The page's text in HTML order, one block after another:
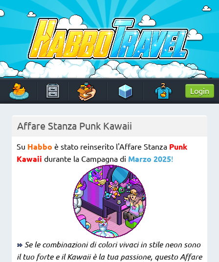
to
content
HabboTravel
Un viaggio di pixel!
Login
Affare Stanza Punk Kawaii
Su Habbo è stato reinserito l'Affare Stanza Punk
Kawaii durante la Campagna di Marzo 2025!
Se le combinazioni di colori vivaci in stile neon sono
il tuo forte e il Kawaii è la tua passione, questo Affare